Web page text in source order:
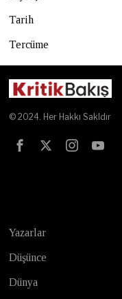
Tarih
Tercüme
© 2024. Her Hakkı Sakldır
Yazarlar
Düşünce
Dünya